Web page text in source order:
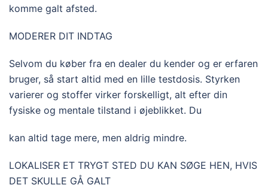
komme galt afsted.
MODERER DIT INDTAG
Selvom du køber fra en dealer du kender og er erfaren
bruger, så start altid med en lille testdosis. Styrken
varierer og stoffer virker forskelligt, alt efter din
fysiske og mentale tilstand i øjeblikket. Du
kan altid tage mere, men aldrig mindre.
LOKALISER ET TRYGT STED DU KAN SØGE HEN, HVIS
DET SKULLE GÅ GALT